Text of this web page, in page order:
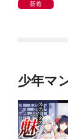
新着
少年マ